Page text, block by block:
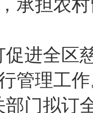
承担农
促进全区
管理工
部门拟订